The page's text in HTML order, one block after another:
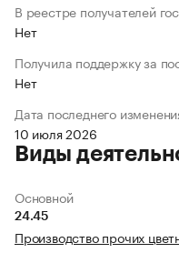
В реестре получателей
Нет
Получила поддержку за
Нет
Дата последнего
10 июля 2026
Виды
Основной
24.45
Производство прочих